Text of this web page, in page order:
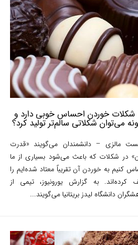
شکلات خوردن احساس خوبی دارد و
می‌توان شکلاتی سالم‌تر تولید کرد؟
مالزی – دانشمندان می‌گویند «قدرت
در شکلات که باعث می‌شود بسیاری از ما
کنیم به خوردن آن تقریباً معتاد شده‌ایم را
کرده‌اند. به گزارش یورونیوز، تیمی از
دانشگاه لیدز بریتانیا می‌گویند...